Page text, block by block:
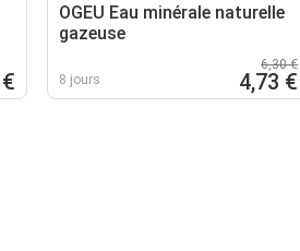
OGEU Eau minérale naturelle
gazeuse
8 jours
6,30 €
4,73 €